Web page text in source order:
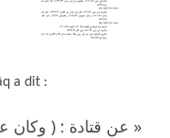
a dit :
« عن قتادة : ( وكان